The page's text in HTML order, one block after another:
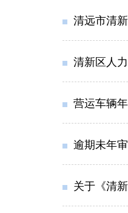
清远市清
清新区人
营运车辆
逾期未年
关于《清